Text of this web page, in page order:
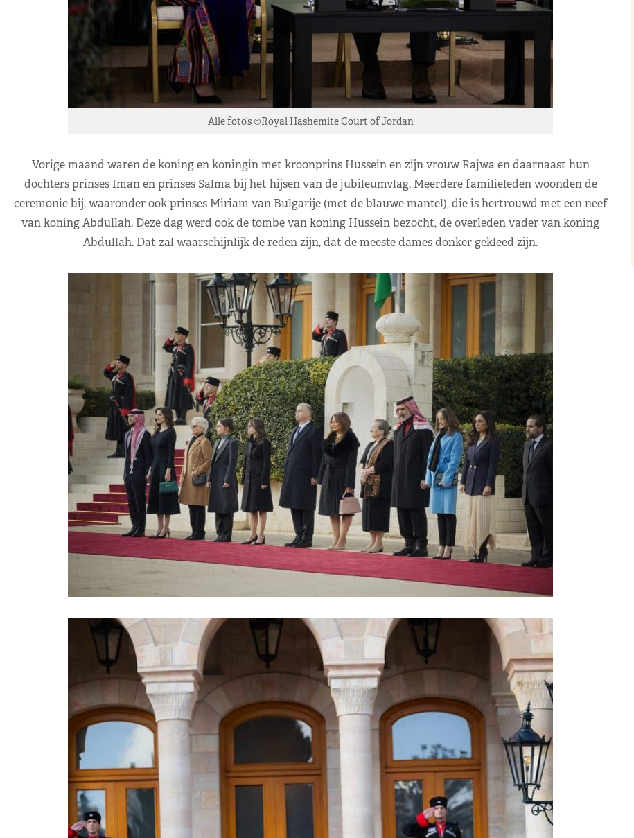
Alle foto’s ©Royal Hashemite Court of Jordan
Vorige maand waren de koning en koningin met kroonprins Hussein en zijn vrouw Rajwa en daarnaast hun
dochters prinses Iman en prinses Salma bij het hijsen van de jubileumvlag. Meerdere familieleden woonden de
ceremonie bij, waaronder ook prinses Miriam van Bulgarije (met de blauwe mantel), die is hertrouwd met een neef
van koning Abdullah. Deze dag werd ook de tombe van koning Hussein bezocht, de overleden vader van koning
Abdullah. Dat zal waarschijnlijk de reden zijn, dat de meeste dames donker gekleed zijn.